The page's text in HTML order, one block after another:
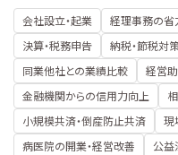
会社設立・起業 経理事務の省
決算・税務申告
納税・節税対
同業他社との業績比較
経営
金融機関からの信用力向上
小規模共済・倒産防止共済
現
病医院の開業・経営改善
公益